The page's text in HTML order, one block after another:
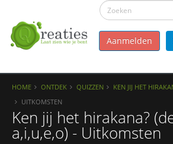
Aanmelden
HOME ONTDEK QUIZZEN
KEN JIJ HET
UITKOMSTEN
Ken jij het hirakana?
a,i,u,e,o) - Uitkomsten